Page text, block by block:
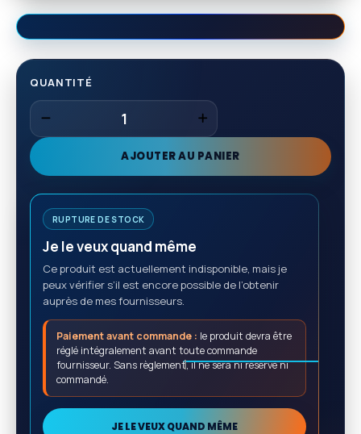
QUANTITÉ
AJOUTER AU PANIER
RUPTURE DE STOCK
Je le veux quand même
Ce produit est actuellement indisponible, mais je
peux vérifier s’il est encore possible de l’obtenir
auprès de mes fournisseurs.
Paiement avant commande : le produit devra être
réglé intégralement avant toute commande
fournisseur. Sans règlement, il ne sera ni réservé ni
commandé.
JE LE VEUX QUAND MÊME